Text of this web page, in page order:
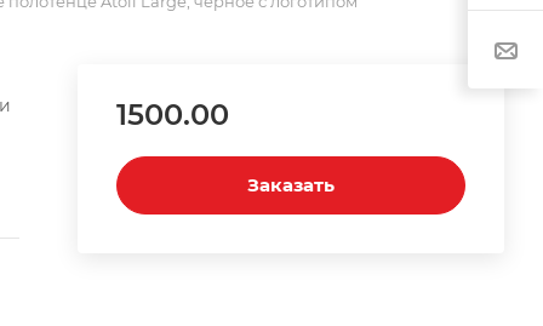
1500.00
Заказать